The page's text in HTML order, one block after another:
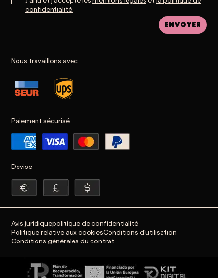
confidentialité.
Envoyer
Nous travaillons avec
Paiement sécurisé
Devise
Avis juridiquepolitique de confidentialité
Politique relative aux cookiesConditions d'utilisation
Conditions générales du contrat